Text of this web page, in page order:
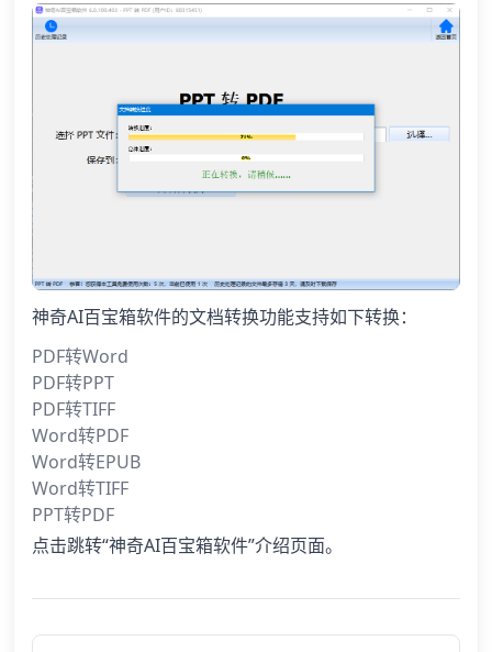
神奇AI百宝箱软件的文档转换功能支持如下转换：
PDF转Word
PDF转PPT
PDF转TIFF
Word转PDF
Word转EPUB
Word转TIFF
PPT转PDF
点击跳转“神奇AI百宝箱软件”介绍页面。